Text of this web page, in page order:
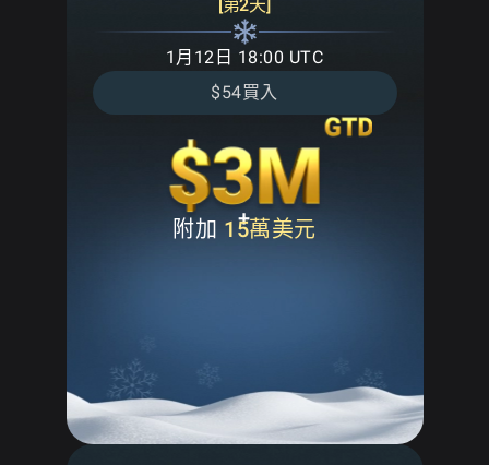
[第2天]
1月12日 18:00 UTC
$54買入
+
附加 15萬美元